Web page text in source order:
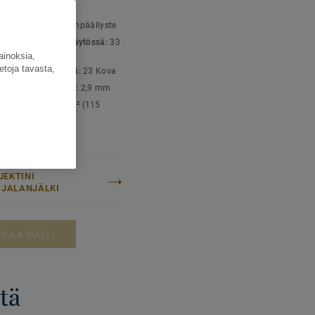
Mallisto sisältää
joita voit
Tekstiililattianpäällyste
julkisessa käytössä: 33
kotikäytössä:23 Kova
todellinen paksuus: 2,9 mm
3900 g/m² (115
tavasta,